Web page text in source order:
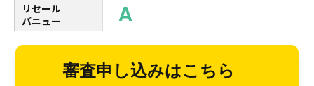
リセール
バニュー
A
審査申し込みはこちら